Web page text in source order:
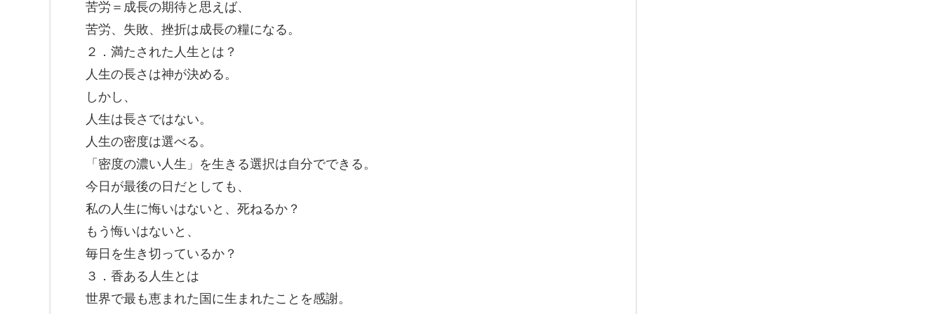
苦労＝成長の期待と思えば、
苦労、失敗、挫折は成長の糧になる。
２．満たされた人生とは？
人生の長さは神が決める。
しかし、
人生は長さではない。
人生の密度は選べる。
「密度の濃い人生」を生きる選択は自分でできる。
今日が最後の日だとしても、
私の人生に悔いはないと、死ねるか？
もう悔いはないと、
毎日を生き切っているか？
３．香ある人生とは
世界で最も恵まれた国に生まれたことを感謝。